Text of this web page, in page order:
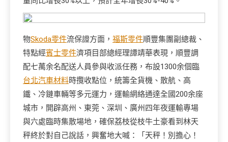
物Skoda零件流保證方面， 福斯零件順豐集團副總裁、
特點經賓士零件濟項目部總經理譚靖華表現，順豐調
配七萬余名配送人員參與收派任務，布設1300余個臨
台北汽車材料時攬收點位，統籌全貨機、散航、高
鐵、冷鏈車輛等多元運力，運輸網絡通達全國200余座
城市，開辟高州、東莞、深圳、廣州四年夜運輸專場
與六處臨時集散場地，確保荔枝從枝牛土豪看到林天
秤終於對自己說話，興奮地大喊：「天秤！別擔心！